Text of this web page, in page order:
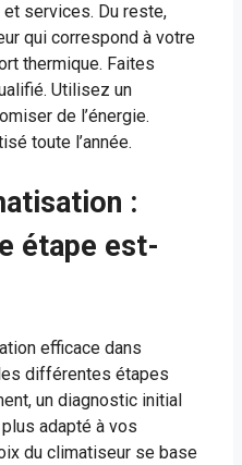
services. Du reste,
qui correspond à votre
thermique. Faites
Utilisez un
de l’énergie.
toute l’année.
:
étape est-
efficace dans
différentes étapes
un diagnostic initial
adapté à vos
du climatiseur se base